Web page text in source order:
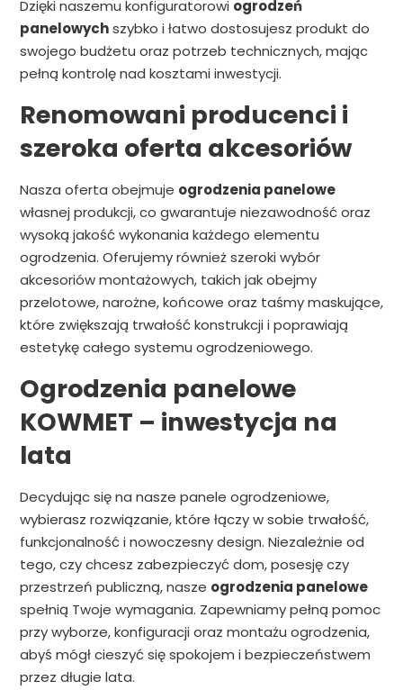
Dzięki naszemu konfiguratorowi ogrodzeń
panelowychszybko i łatwo dostosujesz produkt do
swojego budżetu oraz potrzeb technicznych, mając
pełną kontrolę nad kosztami inwestycji.
Renomowani producenci i
szeroka oferta akcesoriów
Nasza oferta obejmuje ogrodzenia panelowe
własnej produkcji, co gwarantuje niezawodność oraz
wysoką jakość wykonania każdego elementu
ogrodzenia. Oferujemy również szeroki wybór
akcesoriów montażowych, takich jak obejmy
przelotowe, narożne, końcowe oraz taśmy maskujące,
które zwiększają trwałość konstrukcji i poprawiają
estetykę całego systemu ogrodzeniowego.
Ogrodzenia panelowe
KOWMET – inwestycja na
lata
Decydując się na nasze panele ogrodzeniowe,
wybierasz rozwiązanie, które łączy w sobie trwałość,
funkcjonalność i nowoczesny design. Niezależnie od
tego, czy chcesz zabezpieczyć dom, posesję czy
przestrzeń publiczną, nasze ogrodzenia panelowe
spełnią Twoje wymagania. Zapewniamy pełną pomoc
przy wyborze, konfiguracji oraz montażu ogrodzenia,
abyś mógł cieszyć się spokojem i bezpieczeństwem
przez długie lata.